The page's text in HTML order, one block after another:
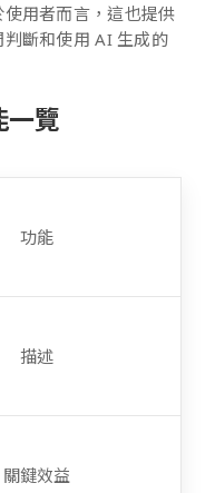
用者而言，這也提供
斷和使用 AI 生成的
覽
功能
描述
關鍵效益